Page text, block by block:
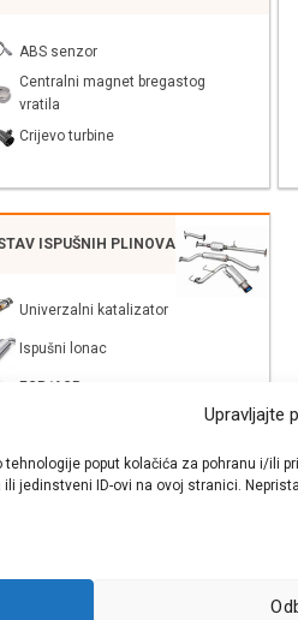
Upravljajte
poput kolačića za pohranu i/ili
jedinstveni ID-ovi na ovoj stranici.
ABS senzor
Centralni magnet bregastog
vratila
Crijevo turbine
ISPUŠNIH PLINOVA
Univerzalni katalizator
Ispušni lonac
EGR/AGR
Krešo - preko 200 svjetski
sve vrste i tipove osobnih i lakih